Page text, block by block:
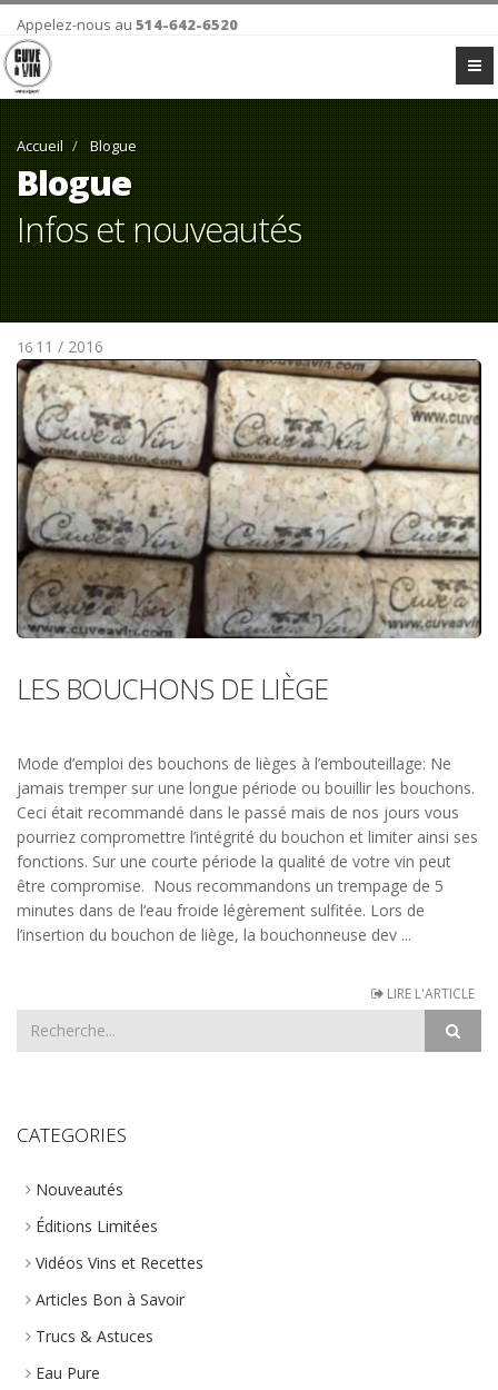
Appelez-nous au 514-642-6520
Accueil Blogue
Blogue
Infos et nouveautés
16 11 / 2016
LES BOUCHONS DE LIÈGE
Mode d’emploi des bouchons de lièges à l’embouteillage: Ne
jamais tremper sur une longue période ou bouillir les bouchons.
Ceci était recommandé dans le passé mais de nos jours vous
pourriez compromettre l’intégrité du bouchon et limiter ainsi ses
fonctions. Sur une courte période la qualité de votre vin peut
être compromise. Nous recommandons un trempage de 5
minutes dans de l’eau froide légèrement sulfitée. Lors de
l’insertion du bouchon de liège, la bouchonneuse dev ...
LIRE L'ARTICLE
CATEGORIES
Nouveautés
Éditions Limitées
Vidéos Vins et Recettes
Articles Bon à Savoir
Trucs & Astuces
Eau Pure